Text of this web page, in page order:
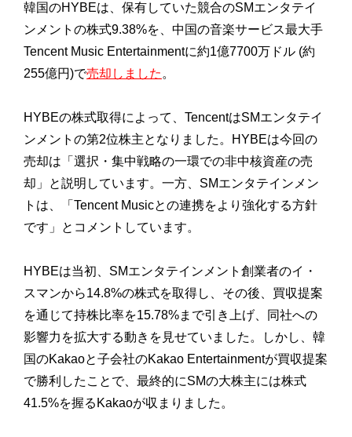
韓国のHYBEは、保有していた競合のSMエンタテイ
ンメントの株式9.38%を、中国の音楽サービス最大手
Tencent Music Entertainmentに約1億7700万ドル (約
255億円)で売却しました。
HYBEの株式取得によって、TencentはSMエンタテイ
ンメントの第2位株主となりました。HYBEは今回の
売却は「選択・集中戦略の一環での非中核資産の売
却」と説明しています。一方、SMエンタテインメン
トは、「Tencent Musicとの連携をより強化する方針
です」とコメントしています。
HYBEは当初、SMエンタテインメント創業者のイ・
スマンから14.8%の株式を取得し、その後、買収提案
を通じて持株比率を15.78%まで引き上げ、同社への
影響力を拡大する動きを見せていました。しかし、韓
国のKakaoと子会社のKakao Entertainmentが買収提案
で勝利したことで、最終的にSMの大株主には株式
41.5%を握るKakaoが収まりました。